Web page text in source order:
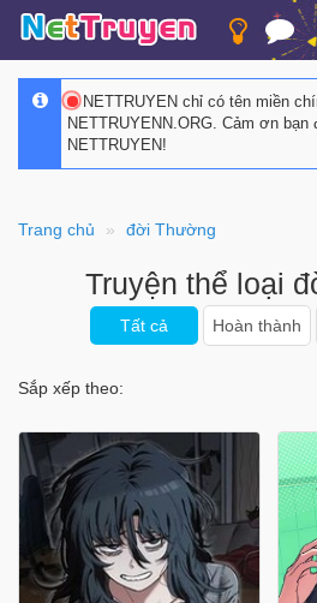
NETTRUYEN chỉ có tên miền
NETTRUYENN.ORG. Cảm ơn bạn
NETTRUYEN!
Trang chủ đời Thường
Truyện thể loại
Tất cả Hoàn thành
Sắp xếp theo: